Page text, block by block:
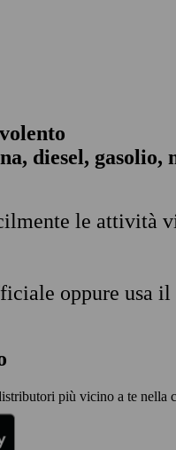
diesel, gasolio,
le attività
oppure usa il
più vicino a te nella